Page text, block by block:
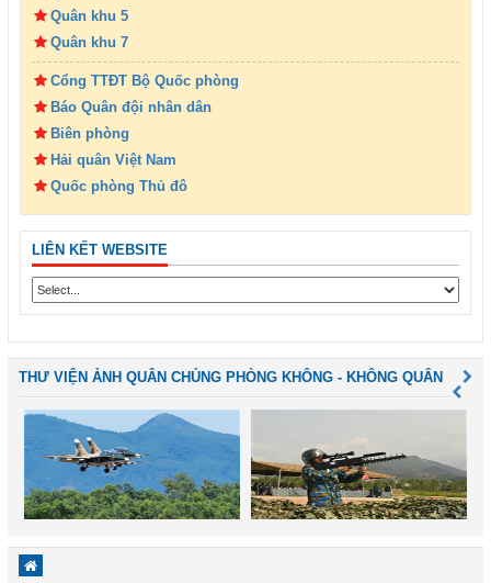
Quân khu 5
Quân khu 7
Cổng TTĐT Bộ Quốc phòng
Báo Quân đội nhân dân
Biên phòng
Hải quân Việt Nam
Quốc phòng Thủ đô
LIÊN KẾT WEBSITE
THƯ VIỆN ẢNH QUÂN CHỦNG PHÒNG KHÔNG - KHÔNG QUÂN